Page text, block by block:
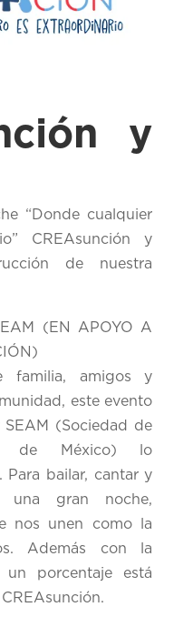
y
“Donde cualquier
CREAsunción y
de nuestra
(EN APOYO A
familia, amigos y
este evento
(Sociedad de
de México) lo
Para bailar, cantar y
una gran noche,
nos unen como la
Además con la
porcentaje está